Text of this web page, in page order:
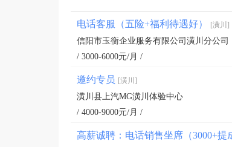
电话客服（五险+福利待遇好） [潢川]
信阳市玉衡企业服务有限公司潢川分公司
/ 3000-6000元/月 /
邀约专员 [潢川]
潢川县上汽MG潢川体验中心
/ 4000-9000元/月 /
高薪诚聘：电话销售坐席（3000+提